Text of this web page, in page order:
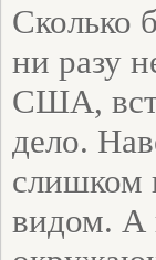
Сколько
ни разу
США,
дело.
слишком
видом. А